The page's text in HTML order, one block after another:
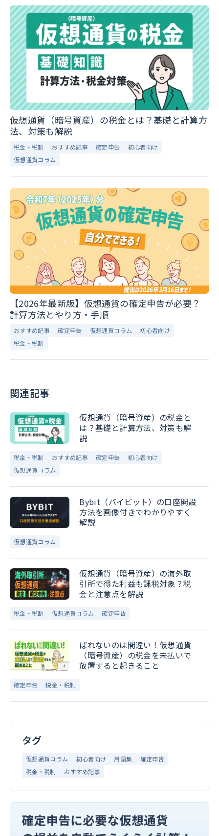
仮想通貨（暗号資産）の税金とは？基礎と計算方
法、対策も解説
税金・税制 おすすめ記事 確定申告
初心者向け
仮想通貨コラム
【2026年最新版】仮想通貨の確定申告が必要？
計算方法とやり方・手順
おすすめ記事 確定申告 仮想通貨コラム
初心者向け
税金・税制
関連記事
仮想通貨（暗号資産）の税金と
は？基礎と計算方法、対策も解
説
税金・税制 おすすめ記事 確定申告
初心者向け
仮想通貨コラム
Bybit（バイビット）の口座開設
方法を画像付きでわかりやすく
解説
仮想通貨コラム
仮想通貨（暗号資産）の海外取
引所で得た利益も課税対象？税
金と注意点を解説
税金・税制 仮想通貨コラム 確定申告
ばれないのは間違い！仮想通貨
（暗号資産）の税金を未払いで
放置すると起きること
確定申告 税金・税制
タグ
仮想通貨コラム 初心者向け 用語集
確定申告
税金・税制
おすすめ記事